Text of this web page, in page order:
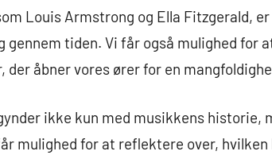
Louis Armstrong og Ella Fitzgerald,
gennem tiden. Vi får også mulighed for
der åbner vores ører for en
ikke kun med musikkens historie,
mulighed for at reflektere over,